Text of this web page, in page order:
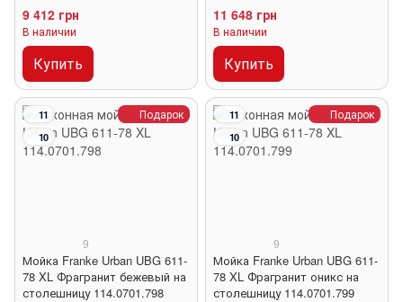
9 412 грн
В наличии
Купить
11 648 грн
В наличии
Купить
Подарок
11
10
9
Мойка Franke Urban UBG 611-
78 XL Фрагранит бежевый на
столешницу 114.0701.798
Подарок
11
10
9
Мойка Franke Urban UBG 611-
78 XL Фрагранит оникс на
столешницу 114.0701.799